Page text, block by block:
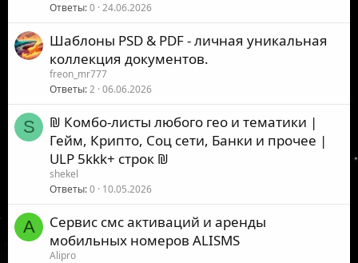
Ответы 0 24.06.2026
Шаблоны PSD & PDF - личная уникальная
коллекция документов.
freon_mr777
Ответы 2 06.06.2026
S
₪ Комбо-листы любого гео и тематики |
Гейм, Крипто, Соц сети, Банки и прочее |
ULP 5kkk+ строк ₪
shekel
Ответы 0 10.05.2026
A
Сервис смс активаций и аренды
мобильных номеров ALISMS
Alipro